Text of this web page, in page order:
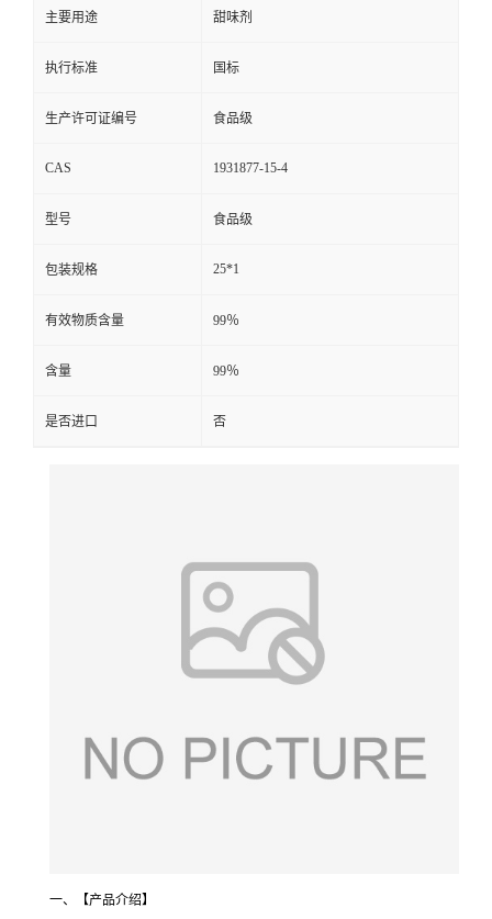
主要用途 甜味剂
执行标准 国标
生产许可证编号 食品级
CAS 1931877-15-4
型号 食品级
包装规格 25*1
有效物质含量 99％
含量 99％
是否进口 否
一、【产品介绍】